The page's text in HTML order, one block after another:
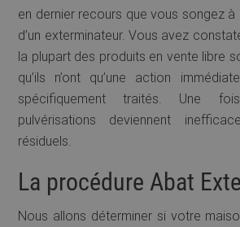
en dernier recours que vous songez à
d’un exterminateur. Vous avez
la plupart des produits en vente libre
qu’ils n’ont qu’une action
spécifiquement traités. Une
pulvérisations deviennent
résiduels.
La procédure Abat
Nous allons déterminer si votre